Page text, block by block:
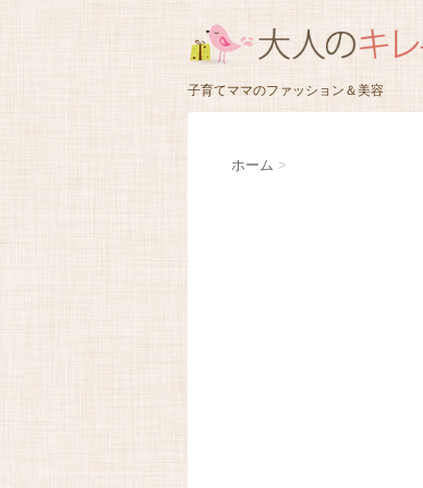
子育てママのファッション＆美容
ホーム >